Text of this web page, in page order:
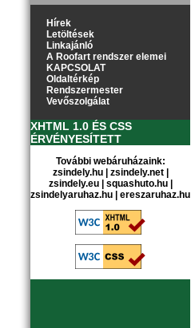
Hírek
Letöltések
Linkajánló
A Roofart rendszer elemei
KAPCSOLAT
Oldaltérkép
Rendszermester
Vevőszolgálat
XHTML 1.0 ÉS CSS
ÉRVÉNYESÍTETT
További webáruházaink:
zsindely.hu| zsindely.net|
zsindely.eu| squashuto.hu|
zsindelyaruhaz.hu
ereszaruhaz.hu